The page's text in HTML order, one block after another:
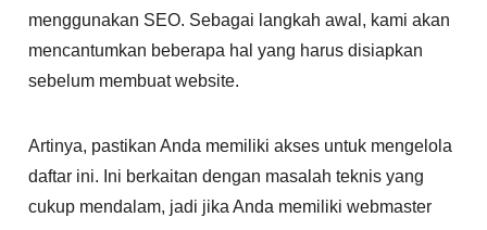
menggunakan SEO. Sebagai langkah awal, kami akan
mencantumkan beberapa hal yang harus disiapkan
sebelum membuat website.
Artinya, pastikan Anda memiliki akses untuk mengelola
daftar ini. Ini berkaitan dengan masalah teknis yang
cukup mendalam, jadi jika Anda memiliki webmaster